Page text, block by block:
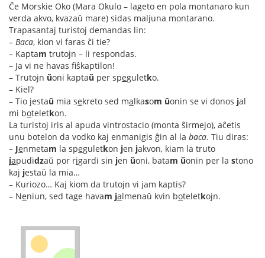
Ĉe Morskie Oko (Mara Okulo – lageto en pola montanaro kun
verda akvo, kvazaŭ mare) sidas maljuna montarano.
Trapasantaj turistoj demandas lin:
– Baca, kion vi faras ĉi tie?
– Kaptam trutojn – li respondas.
– Ja vi ne havas fiŝkaptilon!
– Trutojn ŭoni kaptaŭ per speguletko.
– Kiel?
– Tio jestaŭ mia sekreto sed malkasom ŭonin se vi donos jal
mi boteletkon.
La turistoj iris al apuda vintrostacio (monta ŝirmejo), aĉetis
unu botelon da vodko kaj enmanigis ĝin al la baca. Tiu diras:
– Jenmetam la speguletkon jen jakvon, kiam la truto
japudidzaŭ por rigardi sin jen ŭoni, batam ŭonin per la stono
kaj jestaŭ la mia…
– Kuriozo… Kaj kiom da trutojn vi jam kaptis?
– Neniun, sed tage havam jalmenaŭ kvin boteletkojn.